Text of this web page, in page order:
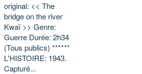
original: << The
bridge on the river
Kwaï >> Genre:
Guerre Durée: 2h34
(Tous publics) ******
L'HISTOIRE: 1943.
Capturé...